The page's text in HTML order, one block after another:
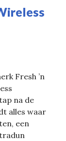
Fresh ’n
na de
alles waar
een